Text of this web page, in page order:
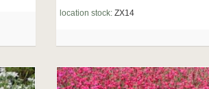
location stock:ZX14